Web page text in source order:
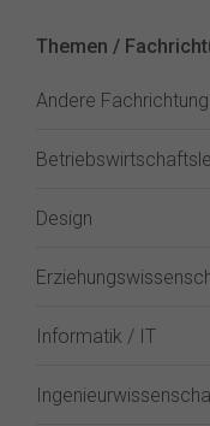
Themen /
Andere Fachrichtung
Design
Informatik / IT